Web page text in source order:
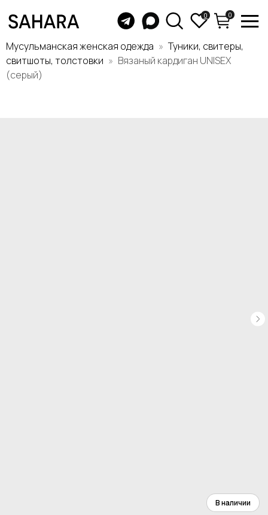
Мусульманская женская одежда
Туники, свитеры,
свитшоты, толстовки
Вязаный кардиган UNISEX
(серый)